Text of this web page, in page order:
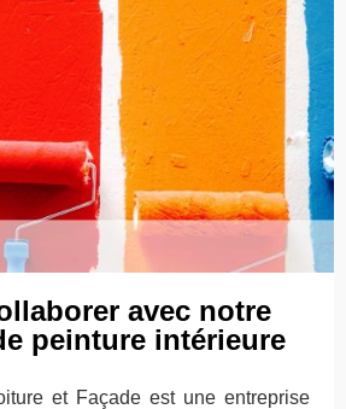
avec notre
peinture intérieure
et Façade est une entreprise